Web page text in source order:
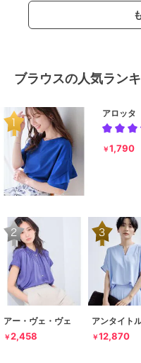
ブラウスの人気ラン
アロッタ
￥1,790
アー・ヴェ・ヴェ
￥2,458
アンタイト
￥12,870